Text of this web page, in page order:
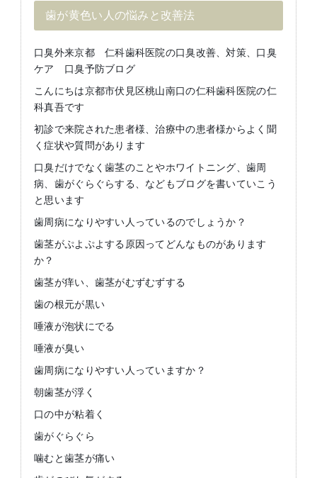
歯が黄色い人の悩みと改善法
口臭外来京都 仁科歯科医院の口臭改善、対策、口臭
ケア 口臭予防ブログ
こんにちは京都市伏見区桃山南口の仁科歯科医院の仁
科真吾です
初診で来院された患者様、治療中の患者様からよく聞
く症状や質問があります
口臭だけでなく歯茎のことやホワイトニング、歯周
病、歯がぐらぐらする、などもブログを書いていこう
と思います
歯周病になりやすい人っているのでしょうか？
歯茎がぷよぷよする原因ってどんなものがあります
か？
歯茎が痒い、歯茎がむずむずする
歯の根元が黒い
唾液が泡状にでる
唾液が臭い
歯周病になりやすい人っていますか？
朝歯茎が浮く
口の中が粘着く
歯がぐらぐら
噛むと歯茎が痛い